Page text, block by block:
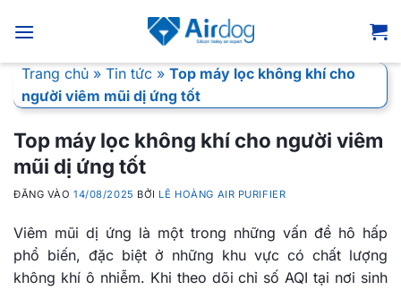
qua
dungTrang chủ » Tin tức » Top máy lọc không khí cho
người viêm mũi dị ứng tốt
Top máy lọc không khí cho người viêm
mũi dị ứng tốt
ĐĂNG VÀO14/08/2025 BỞI LÊ HOÀNG AIR PURIFIER
Viêm mũi dị ứng là một trong những vấn đề hô hấp
phổ biến, đặc biệt ở những khu vực có chất lượng
không khí ô nhiễm. Khi theo dõi chỉ số AQI tại nơi sinh